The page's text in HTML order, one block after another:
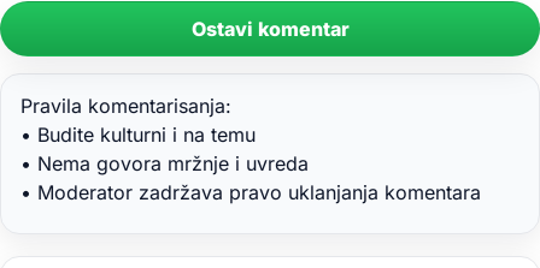
Ostavi komentar
Pravila komentarisanja:
• Budite kulturni i na temu
• Nema govora mržnje i uvreda
• Moderator zadržava pravo uklanjanja komentara